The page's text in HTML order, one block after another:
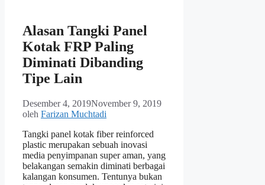
Alasan Tangki Panel
Kotak FRP Paling
Diminati Dibanding
Tipe Lain
Desember 4, 2019November 9, 2019
oleh Farizan Muchtadi
Tangki panel kotak fiber reinforced
plastic merupakan sebuah inovasi
media penyimpanan super aman, yang
belakangan semakin diminati berbagai
kalangan konsumen. Tentunya bukan